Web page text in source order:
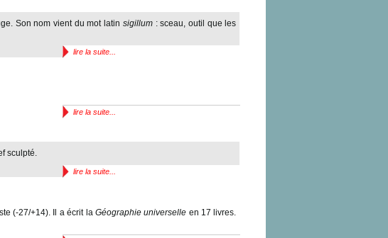
Son nom vient du mot latin sigillum: sceau, outil que les
lire la suite...
lire la suite...
sculpté.
lire la suite...
(-27/+14). Il a écrit la Géographie universelle en 17 livres.